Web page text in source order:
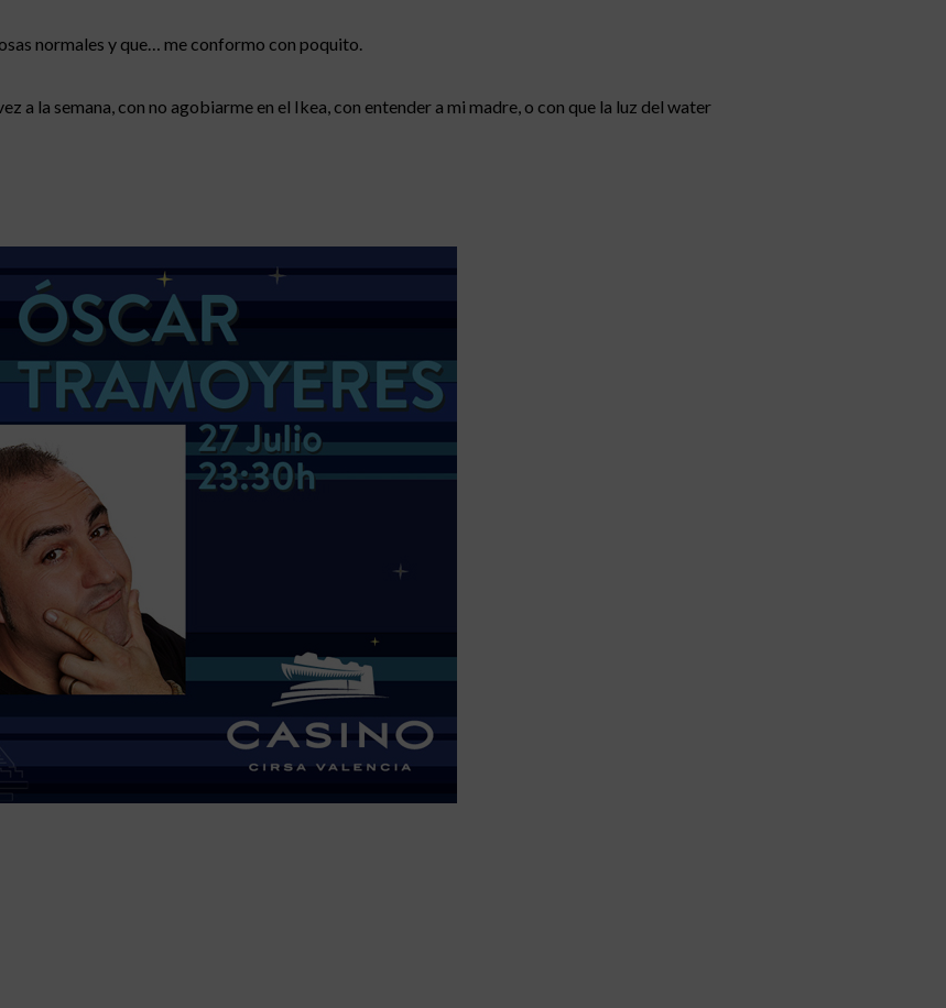
normales y que… me conformo con poquito.
a la semana, con no agobiarme en el Ikea, con entender a mi madre, o con que la luz del water